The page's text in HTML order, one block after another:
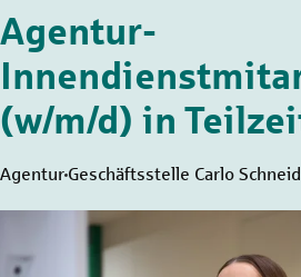
Agentur-
(w/m/d) in
Agentur Geschäftsstelle Carlo